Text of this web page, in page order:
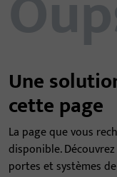
Une
cette page
La page que vous
disponible.
portes et systèmes